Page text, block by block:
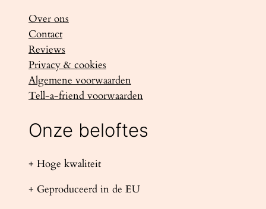
Over ons
Contact
Reviews
Privacy & cookies
Algemene voorwaarden
Tell-a-friend voorwaarden
Onze beloftes
+ Hoge kwaliteit
+ Geproduceerd in de EU